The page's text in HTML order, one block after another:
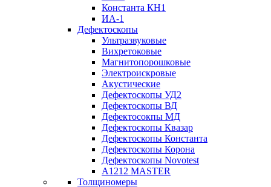
Константа КН1
ИА-1
Дефектоскопы
Ультразвуковые
Вихретоковые
Магнитопорошковые
Электроискровые
Акустические
Дефектоскопы УД2
Дефектоскопы ВД
Дефектосокпы МД
Дефектоскопы Квазар
Дефектоскопы Константа
Дефектоскопы Корона
Дефектоскопы Novotest
А1212 MASTER
Толщиномеры